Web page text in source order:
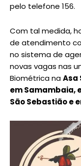
pelo telefone 156.
Com tal medida,
de atendimento
no sistema de
novas vagas nas
Biométrica naAsa
em Samambaia,
São Sebastião e